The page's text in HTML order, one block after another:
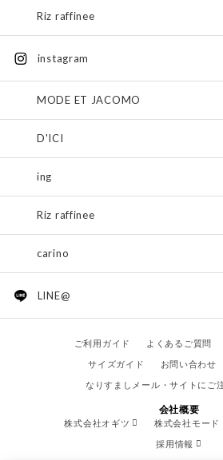
Riz raffinee
instagram
MODE ET JACOMO
D'ICI
ing
Riz raffinee
carino
LINE@
ご利用ガイド よくあるご質問
サイズガイド
お問い合わせ
なりすましメール・サイトにご
会社概要
株式会社オギツ
株式会社モード
採用情報